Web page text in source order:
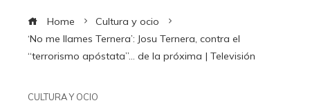
Home
Cultura y ocio
‘No me llames Ternera’: Josu Ternera, contra el
“terrorismo apóstata”… de la próxima | Televisión
CULTURA Y OCIO